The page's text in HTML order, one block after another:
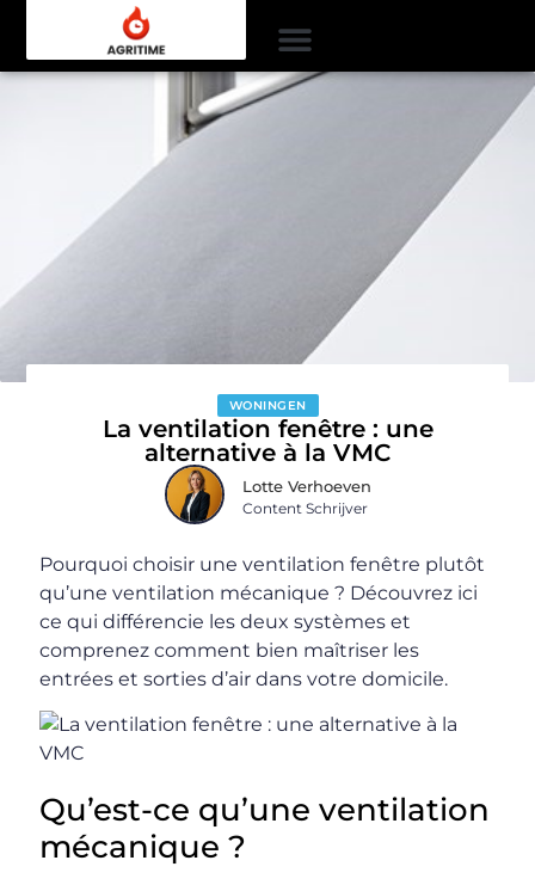
WONINGEN
La ventilation fenêtre : une
alternative à la VMC
Lotte Verhoeven
Content Schrijver
Pourquoi choisir une ventilation fenêtre plutôt
qu’une ventilation mécanique ? Découvrez ici
ce qui différencie les deux systèmes et
comprenez comment bien maîtriser les
entrées et sorties d’air dans votre domicile.
Qu’est-ce qu’une ventilation
mécanique ?